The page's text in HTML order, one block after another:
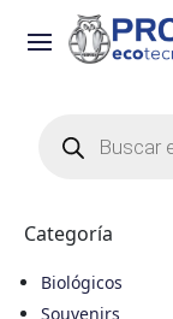
productos
Categoría
Biológicos
Souvenirs